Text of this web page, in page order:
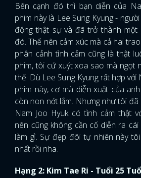
Bên cạnh đó thì bạn diễn của
phim này là Lee Sung Kyung -
động thật sự và đã trở thành một
đó. Thế nên cảm xúc mà cả hai
phân cảnh tình cảm cũng là thật
phim, tôi cứ xuýt xoa sao mà ngọt
thế. Dù Lee Sung Kyung rất hợp với
phim này, cơ mà diễn xuất của
còn non nớt lắm. Nhưng như tôi đã
Nam Joo Hyuk có tình cảm thật
nên cũng không cần cố diễn ra
làm gì. Sự đẹp đôi tự nhiên này
nhất rồi nha.
Hạng 2: Kim Tae Ri - Tuổi 25